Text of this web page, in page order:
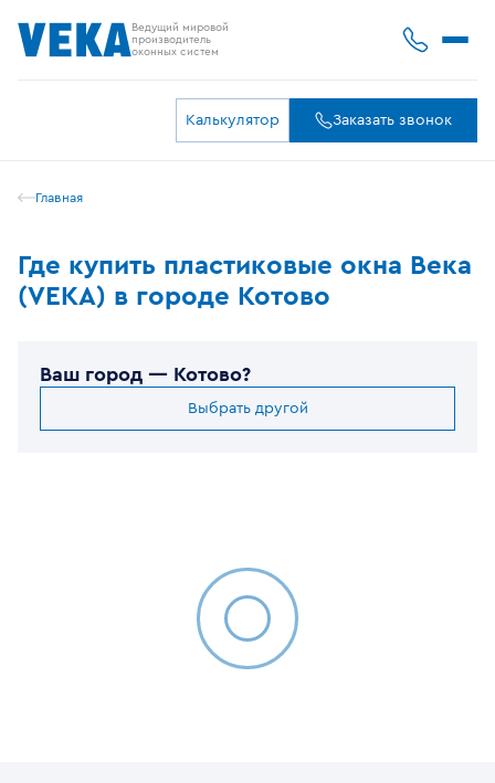
Ведущий мировой
производитель
оконных систем
Калькулятор Заказать звонок
Главная
Где купить пластиковые окна Века
(VEKA) в городе Котово
Ваш город — Котово?
Выбрать другой